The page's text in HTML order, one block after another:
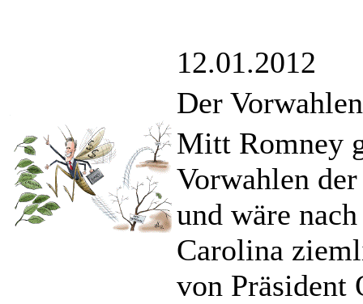
12.01.2012
Der
Mitt Romney
Vorwahlen
und wäre
Carolina
von Präsident